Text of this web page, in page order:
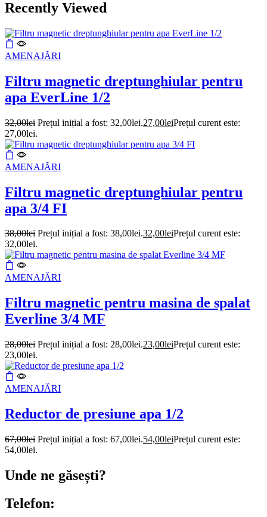
Recently Viewed
AMENAJĂRI
Filtru magnetic dreptunghiular pentru
apa EverLine 1/2
32,00lei Prețul inițial a fost: 32,00lei.27,00leiPrețul curent este:
27,00lei.
AMENAJĂRI
Filtru magnetic dreptunghiular pentru
apa 3/4 FI
38,00lei Prețul inițial a fost: 38,00lei.32,00leiPrețul curent este:
32,00lei.
AMENAJĂRI
Filtru magnetic pentru masina de spalat
Everline 3/4 MF
28,00lei Prețul inițial a fost: 28,00lei.23,00leiPrețul curent este:
23,00lei.
AMENAJĂRI
Reductor de presiune apa 1/2
67,00lei Prețul inițial a fost: 67,00lei.54,00leiPrețul curent este:
54,00lei.
Unde ne găsești?
Telefon: